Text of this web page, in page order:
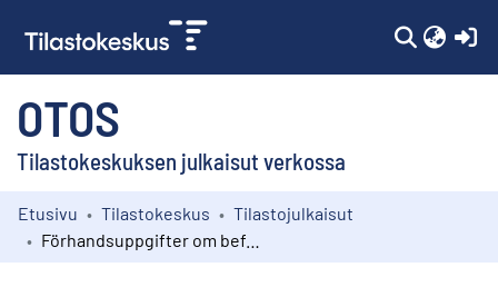
OTOS
Tilastokeskuksen julkaisut verkossa
Kokoelmat
Etusivu Tilastokeskus
Tilastojulkaisut